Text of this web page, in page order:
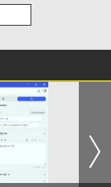
延長保証対象
ンキュー GW2
ニター Full HD/
ト軽減プラス/
ト機能/27型 PC
集室 ]
も投資セット
]
ヤホン V12 小型
大36時間再生 ぶ
8 Lite ワイヤ
ノイズキャンセ
from 爽健美茶 ラ
ス 500ml ×24本
ミリリットル (Sm
)
(ジャンプコミッ